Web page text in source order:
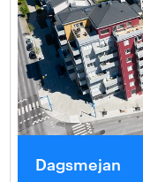
Dagsmejan